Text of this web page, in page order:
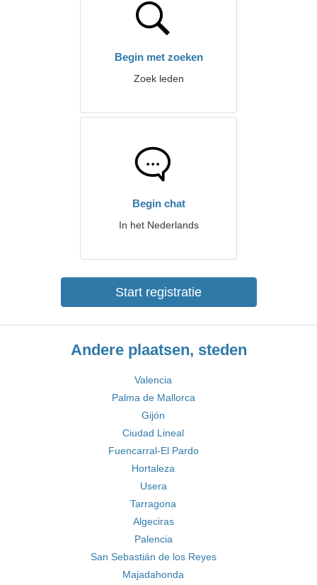
Begin met zoeken
Zoek leden
Begin chat
In het Nederlands
Start registratie
Andere plaatsen, steden
Valencia
Palma de Mallorca
Gijón
Ciudad Lineal
Fuencarral-El Pardo
Hortaleza
Usera
Tarragona
Algeciras
Palencia
San Sebastián de los Reyes
Majadahonda